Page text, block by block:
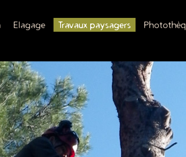
Elagage Travaux paysagers